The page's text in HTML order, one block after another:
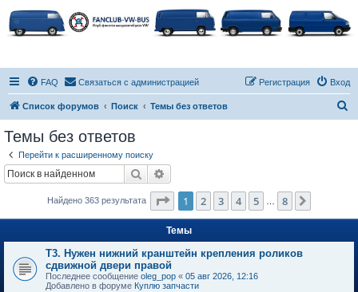
FAQ Связаться с администрацией Вход
Регистрация
Список форумов Поиск Темы без ответов
Темы без ответов
Перейти к расширенному поиску
Поиск
Найдено 363 результата Страница из
1 2 3 4 5 8
Темы
Т3. Нужен нижний кранштейн крепления роликов
сдвижной двери правой
Последнее сообщение oleg_pop « 05 авг 2026, 12:16
Добавлено в форуме Куплю запчасти